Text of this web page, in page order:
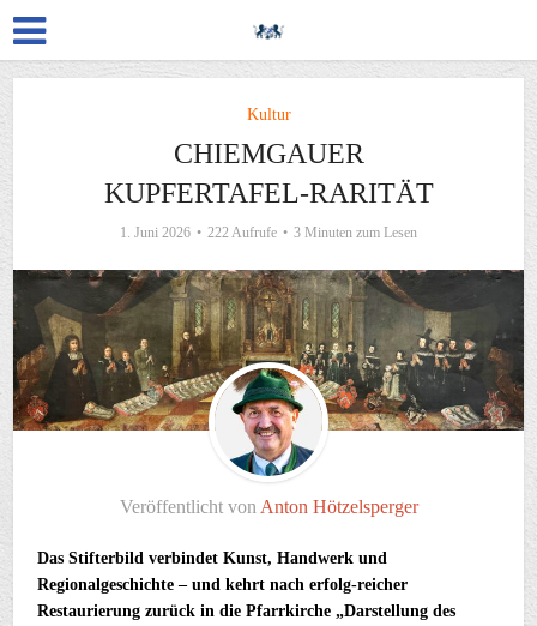
Kultur
CHIEMGAUER
KUPFERTAFEL-RARITÄT
1. Juni 2026 222 Aufrufe 3 Minuten zum Lesen
Veröffentlicht von Anton Hötzelsperger
Das Stifterbild verbindet Kunst, Handwerk und
Regionalgeschichte – und kehrt nach erfolg-reicher
Restaurierung zurück in die Pfarrkirche „Darstellung des